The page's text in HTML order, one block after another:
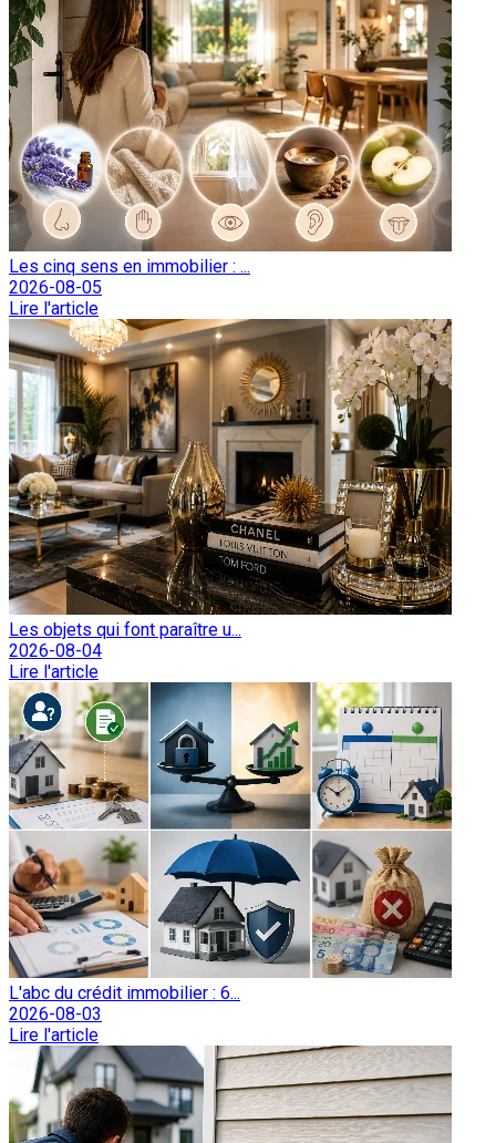
Les cinq sens en immobilier : ...
2026-08-05
Lire l'article
Les objets qui font paraître u...
2026-08-04
Lire l'article
L'abc du crédit immobilier : 6...
2026-08-03
Lire l'article